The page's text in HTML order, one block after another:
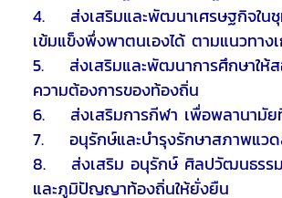
4. ส่งเสริมและพัฒนาเศรษฐกิจในชุ
เข้มแข็งพึ่งพาตนเองได้ ตามแนวทา
5. ส่งเสริมและพัฒนาการศึกษาให้
ความต้องการของท้องถิ่น
6. ส่งเสริมการกีฬา เพื่อพลานามั
7. อนุรักษ์และบำรุงรักษาสภาพแวด
8. ส่งเสริม อนุรักษ์ ศิลปวัฒนธรร
และภูมิปัญญาท้องถิ่นให้ยั่งยืน